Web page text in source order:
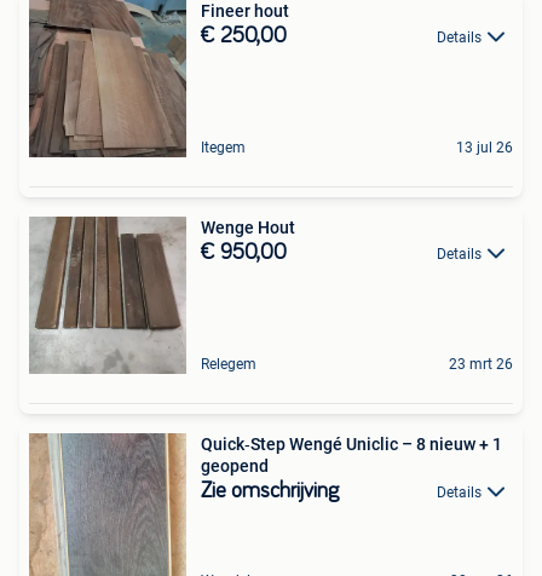
Fineer hout
€ 250,00 Details
Itegem 13 jul 26
Wenge Hout
€ 950,00 Details
Relegem 23 mrt 26
Quick‑Step Wengé Uniclic – 8 nieuw + 1
geopend
Zie omschrijving Details